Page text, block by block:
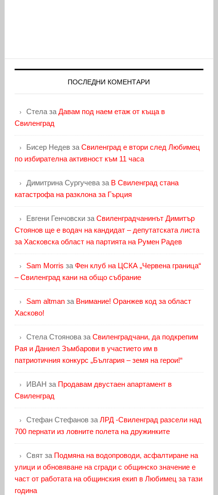
ПОСЛЕДНИ КОМЕНТАРИ
Стелаза Давам под наем етаж от къща в
Свиленград
Бисер Недевза Свиленград е втори след Любимец
по избирателна активност към 11 часа
Димитрина Сургучеваза В Свиленград стана
катастрофа на разклона за Гърция
Евгени Генчовскиза Свиленградчанинът Димитър
Стоянов ще е водач на кандидат – депутатската листа
за Хасковска област на партията на Румен Радев
Sam Morris за Фен клуб на ЦСКА „Червена граница“
– Свиленград кани на общо събрание
Sam altmanза Внимание! Оранжев код за област
Хасково!
Стела Стояноваза Свиленградчани, да подкрепим
Рая и Даниел Зъмбарови в участието им в
патриотичния конкурс „България – земя на герои!“
ИВАН за Продавам двустаен апартамент в
Свиленград
Стефан Стефановза ЛРД -Свиленград разсели над
700 пернати из ловните полета на дружинките
Святза Подмяна на водопроводи, асфалтиране на
улици и обновяване на сгради с общинско значение е
част от работата на общинския екип в Любимец за тази
година